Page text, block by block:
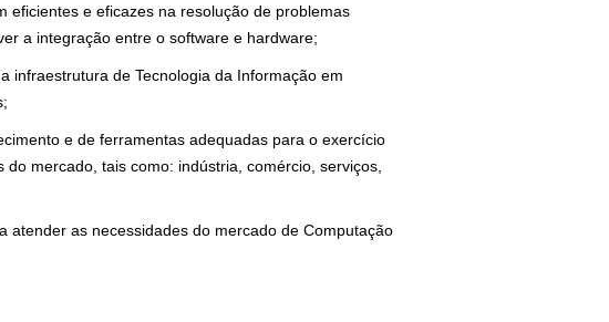
eficientes e eficazes na resolução de problemas
a integração entre o software e hardware;
infraestrutura de Tecnologia da Informação em
e de ferramentas adequadas para o exercício
mercado, tais como: indústria, comércio, serviços,
atender as necessidades do mercado de Computação